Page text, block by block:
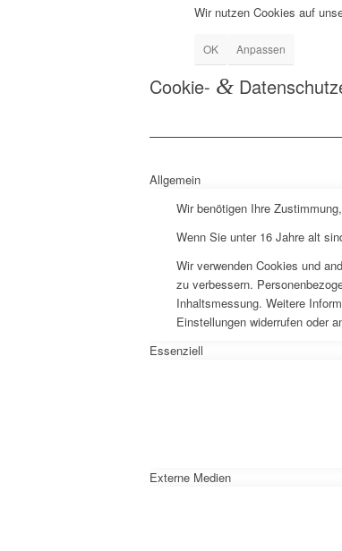
Wir nutzen Cookies auf
OK Anpassen
Cookie- &
Allgemein
Wir benötigen Ihre
Wenn Sie unter 16 Jahre alt
Wir verwenden Cookies und
zu verbessern.
Inhaltsmessung. Weitere
Einstellungen widerrufen oder
Essenziell
Externe Medien